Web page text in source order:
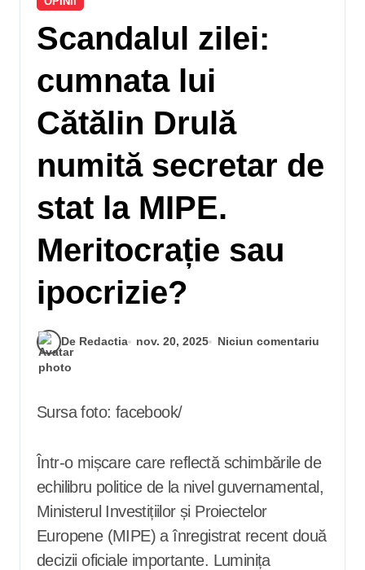
Scandalul zilei:
cumnata lui
Cătălin Drulă
numită secretar de
stat la MIPE.
Meritocrație sau
ipocrizie?
De Redactia nov. 20, 2025 Niciun comentariu
Sursa foto: facebook/
Într-o mișcare care reflectă schimbările de
echilibru politice de la nivel guvernamental,
Ministerul Investițiilor și Proiectelor
Europene (MIPE) a înregistrat recent două
decizii oficiale importante. Luminița